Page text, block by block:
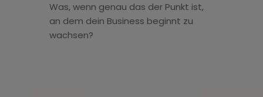
Was, wenn genau das der Punkt ist,
an dem dein Business beginnt zu
wachsen?